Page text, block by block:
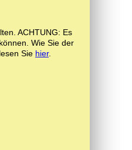
ACHTUNG: Es
Wie Sie der
Sie hier.